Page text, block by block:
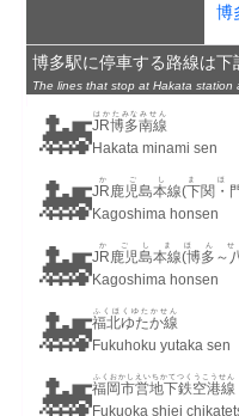
博
博多駅に停車する路線は下
The lines that stop at Hakata station
🚂JR博多南線
はかたみなみせん
Hakata minami sen
🚂JR鹿児島本線(下関・
かごしまほ
Kagoshima honsen
🚂JR鹿児島本線(博多～
かごしまほんせ
Kagoshima honsen
🚂福北ゆたか線
ふくほくゆたかせん
Fukuhoku yutaka sen
🚂福岡市営地下鉄空港線
ふくおかしえいちかてつくうこうせん
Fukuoka shiei